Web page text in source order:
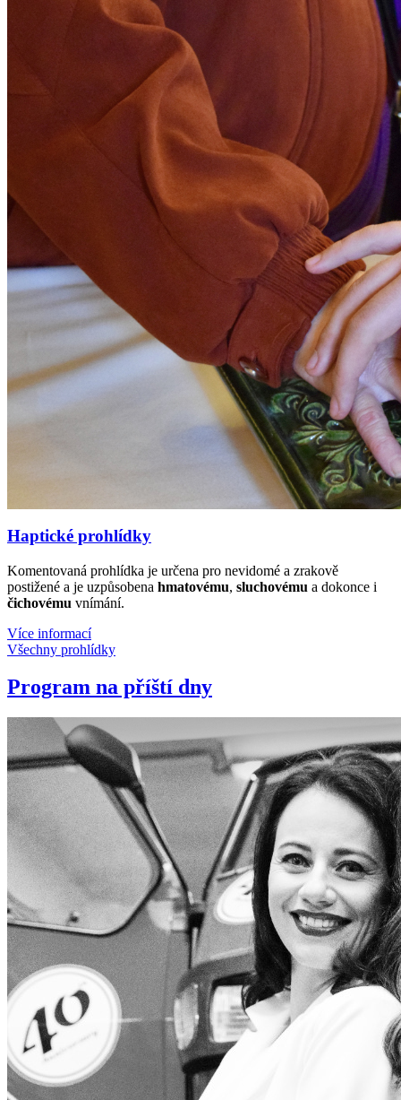
Haptické prohlídky
Komentovaná prohlídka je určena pro nevidomé a zrakově
postižené a je uzpůsobena hmatovému, sluchovému a dokonce i
čichovému vnímání.
Více informací
Všechny prohlídky
Program na příští dny